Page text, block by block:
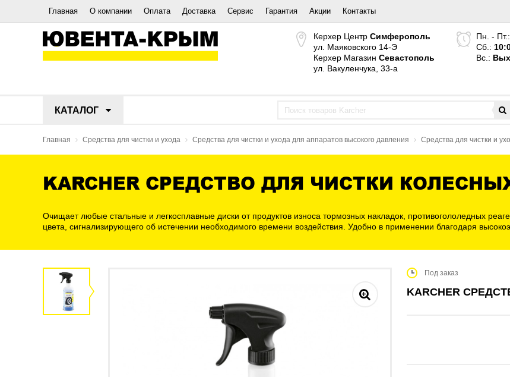
Главная О компании Оплата Доставка Сервис Гарантия Акции Контакты
Керхер Центр Симферополь
ул. Маяковского 14-Э
Керхер Магазин Севастополь
ул. Вакуленчука, 33-а
Пн. - Пт.:
Сб.:
Вс.:
КАТАЛОГ
Главная Средства для чистки и ухода Средства для чистки и ухода для аппаратов высокого давления Средства для чистки и
KARCHER СРЕДСТВО ДЛЯ ЧИСТКИ
Очищает любые стальные и легкосплавные диски от продуктов износа тормозных накладок, противогололедных
цвета, сигнализирующего об истечении необходимого времени воздействия. Удобно в применении благодаря
Под заказ
KARCHER